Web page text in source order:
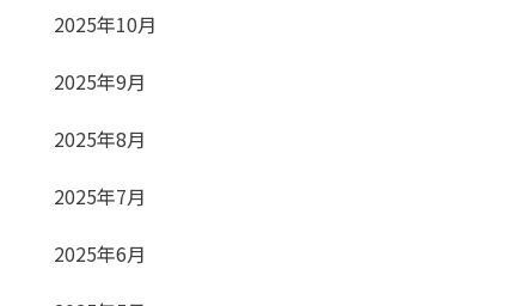
2025年10月
2025年9月
2025年8月
2025年7月
2025年6月